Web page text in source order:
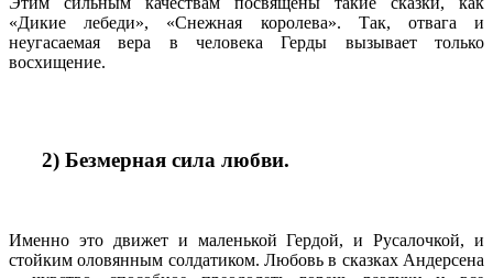
«Дикие лебеди», «Снежная королева». Так, отвага и
неугасаемая вера в человека Герды вызывает только
восхищение.
2) Безмерная сила любви.
Именно это движет и маленькой Гердой, и Русалочкой, и
стойким оловянным солдатиком. Любовь в сказках Андерсена